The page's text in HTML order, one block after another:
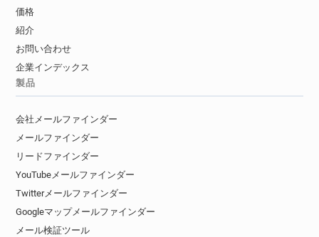
価格
紹介
お問い合わせ
企業インデックス
製品
会社メールファインダー
メールファインダー
リードファインダー
YouTubeメールファインダー
Twitterメールファインダー
Googleマップメールファインダー
メール検証ツール